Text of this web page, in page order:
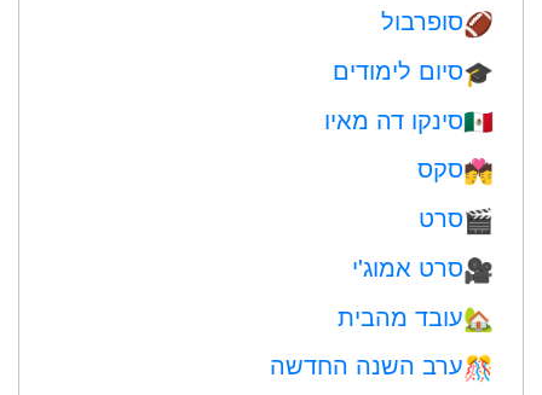
🏈סופרבול
🎓סיום לימודים
🇲🇽סינקו דה מאיו
💏סקס
🎬סרט
🎥סרט אמוג'י
🏡עובד מהבית
🎊ערב השנה החדשה